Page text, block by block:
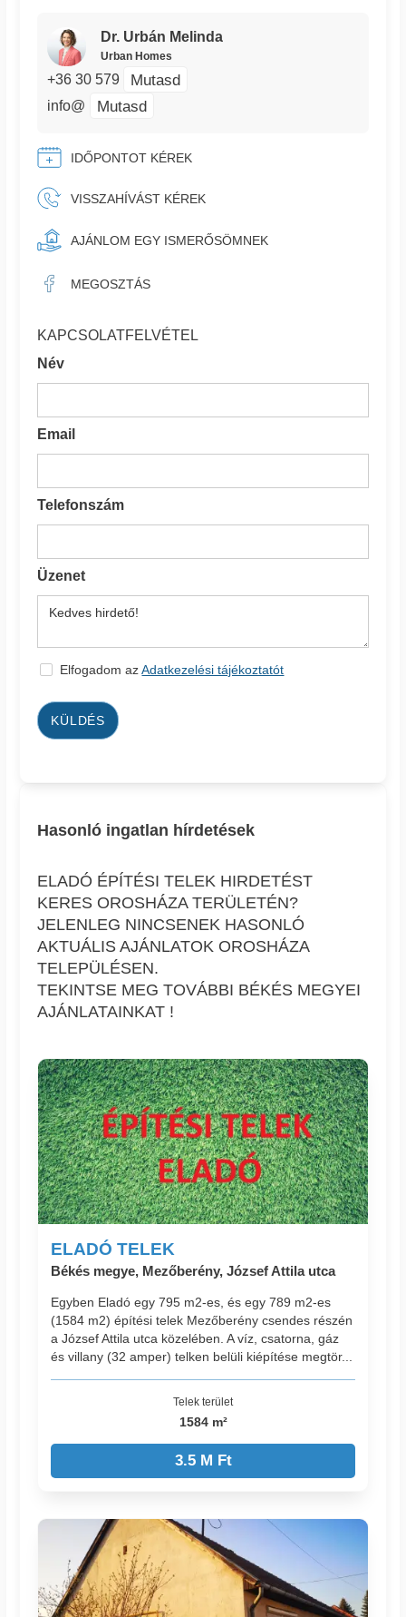
Dr. Urbán Melinda
Urban Homes
+36 30 579 Mutasd
info@ Mutasd
IDŐPONTOT KÉREK
VISSZAHÍVÁST KÉREK
AJÁNLOM EGY ISMERŐSÖMNEK
MEGOSZTÁS
KAPCSOLATFELVÉTEL
Név
Email
Telefonszám
Üzenet
Elfogadom azAdatkezelési tájékoztatót
KÜLDÉS
Hasonló ingatlan hírdetések
ELADÓ ÉPÍTÉSI TELEK HIRDETÉST
KERES OROSHÁZA TERÜLETÉN?
JELENLEG NINCSENEK HASONLÓ
AKTUÁLIS AJÁNLATOK OROSHÁZA
TELEPÜLÉSEN.
TEKINTSE MEG TOVÁBBI BÉKÉS MEGYEI
AJÁNLATAINKAT !
ELADÓ TELEK
Békés megye, Mezőberény, József Attila utca
Egyben Eladó egy 795 m2-es, és egy 789 m2-es
(1584 m2) építési telek Mezőberény csendes részén
a József Attila utca közelében. A víz, csatorna, gáz
és villany (32 amper) telken belüli kiépítése megtör...
Telek terület
1584 m²
3.5 M Ft